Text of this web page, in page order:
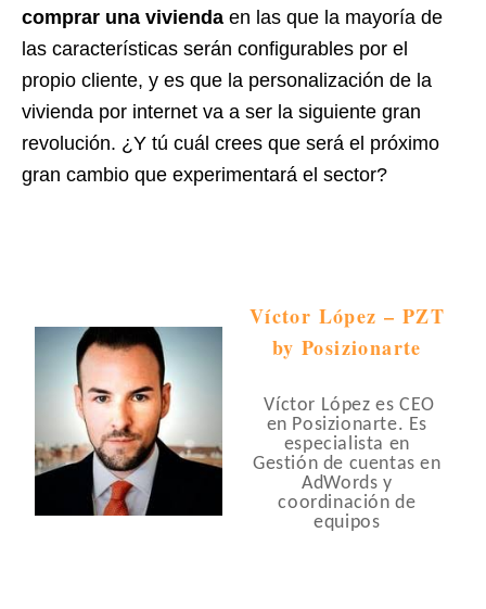
comprar una vivienda en las que la mayoría de
las características serán configurables por el
propio cliente, y es que la personalización de la
vivienda por internet va a ser la siguiente gran
revolución. ¿Y tú cuál crees que será el próximo
gran cambio que experimentará el sector?
Víctor López – PZT
by Posizionarte
Víctor López es CEO
en Posizionarte. Es
especialista en
Gestión de cuentas en
AdWords y
coordinación de
equipos